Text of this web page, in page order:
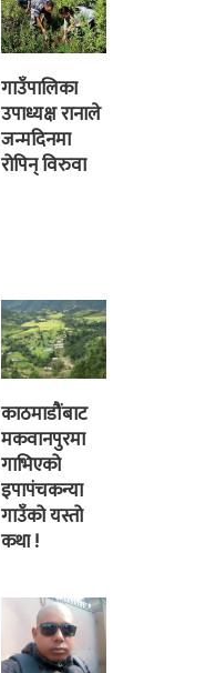
गाउँपालिका
उपाध्यक्ष रानाले
जन्मदिनमा
रोपिन् विरुवा
काठमाडौंबाट
मकवानपुरमा
गाभिएको
इपापंचकन्या
गाउँको यस्तो
कथा !